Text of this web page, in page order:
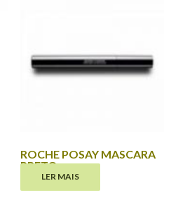
ROCHE POSAY MASCARA
PRETO
17.60
LER MAIS